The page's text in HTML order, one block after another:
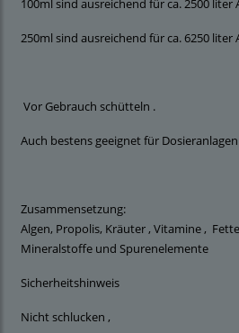
100ml sind ausreichend für ca. 2500 liter
250ml sind ausreichend für ca. 6250 liter
Vor Gebrauch schütteln .
Auch bestens geeignet für Dosieranlagen
Zusammensetzung:
Algen, Propolis, Kräuter , Vitamine ,
Mineralstoffe und Spurenelemente
Sicherheitshinweis
Nicht schlucken ,